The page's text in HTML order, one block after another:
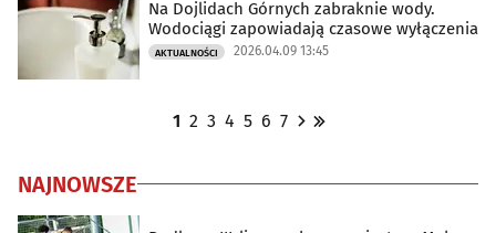
Na Dojlidach Górnych zabraknie wody.
Wodociągi zapowiadają czasowe wyłączenia
AKTUALNOŚCI 2026.04.09 13:45
1 2 3 4 5 6 7
NAJNOWSZE